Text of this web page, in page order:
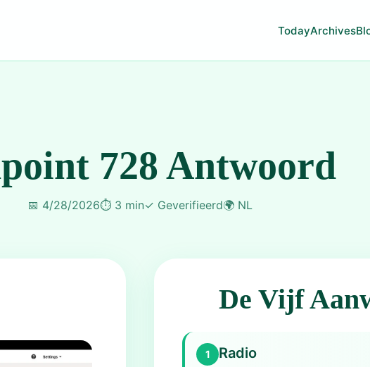
TodayArchives
728 Antwoord
📅 4/28/2026⏱️ 3 min✓ Geverifieerd🌍 NL
De Vijf
1 Radio